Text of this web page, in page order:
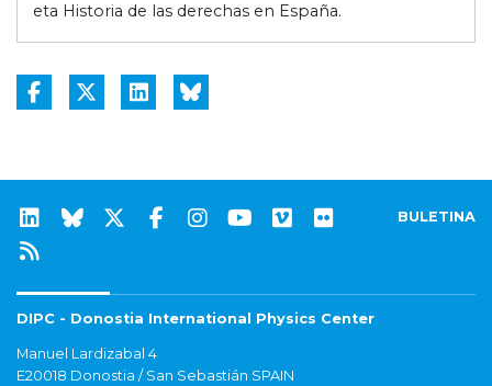
eta Historia de las derechas en España.
BULETINA
DIPC - Donostia International Physics Center
Manuel Lardizabal 4
E20018 Donostia / San Sebastián SPAIN